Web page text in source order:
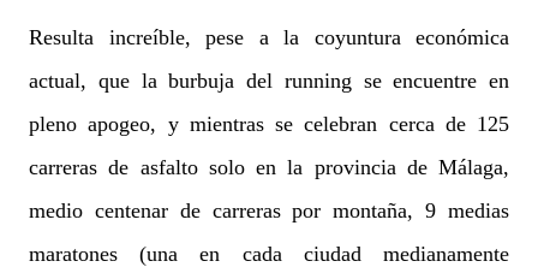
Resulta increíble, pese a la coyuntura económica
actual, que la burbuja del running se encuentre en
pleno apogeo, y mientras se celebran cerca de 125
carreras de asfalto solo en la provincia de Málaga,
medio centenar de carreras por montaña, 9 medias
maratones (una en cada ciudad medianamente